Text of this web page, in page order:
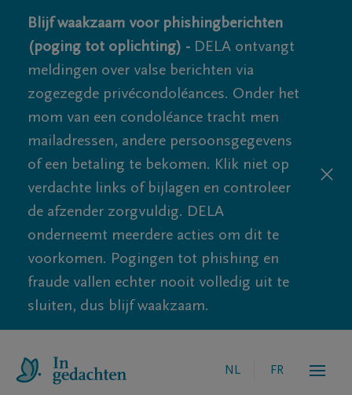
Blijf waakzaam voor phishingberichten
(poging tot oplichting) - DELA ontvangt
meldingen over valse berichten via
zogezegde privécondoléances. Onder het
mom van een condoléance tracht men
mailadressen, andere persoonsgegevens
of een betaling te bekomen. Klik niet op
verdachte links of bijlagen en controleer
de afzender zorgvuldig. DELA
onderneemt meerdere acties om dit te
voorkomen. Pogingen tot phishing en
fraude vallen echter nooit volledig uit te
sluiten, dus blijf waakzaam.
NL FR